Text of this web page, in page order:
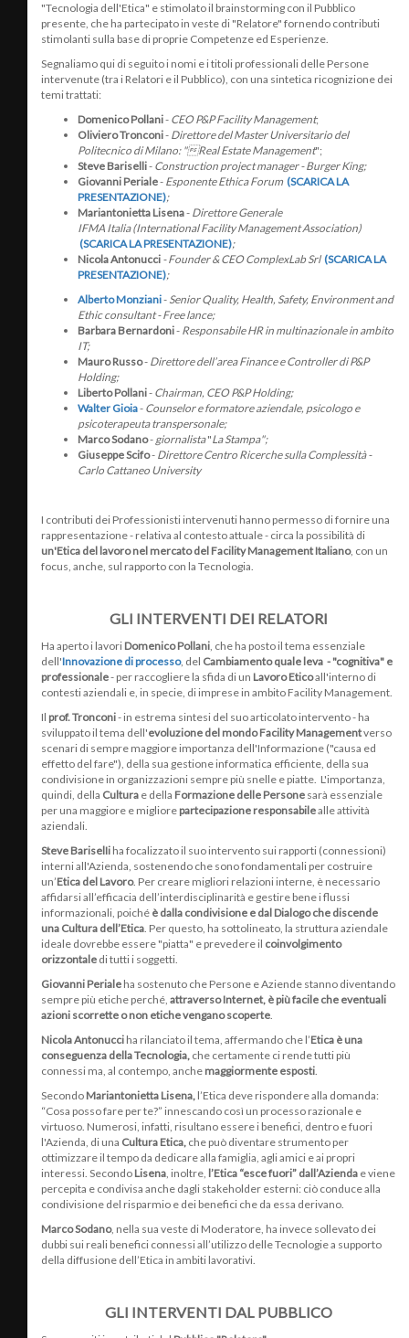
"Tecnologia dell'Etica" e stimolato il brainstorming con il Pubblico
presente, che ha partecipato in veste di "Relatore" fornendo contributi
stimolanti sulla base di proprie Competenze ed Esperienze.
Segnaliamo qui di seguito i nomi e i titoli professionali delle Persone
intervenute (tra i Relatori e il Pubblico), con una sintetica ricognizione dei
temi trattati:
Domenico Pollani- CEO P&P Facility Management;
Oliviero Tronconi- Direttore del Master Universitario del
Politecnico di Milano: "Real Estate Management";
Steve Bariselli- Construction project manager - Burger King;
Giovanni Periale- Esponente Ethica Forum (SCARICA LA
PRESENTAZIONE);
Mariantonietta Lisena- Direttore Generale
IFMA Italia(International Facility Management Association)
(SCARICA LA PRESENTAZIONE);
Nicola Antonucci - Founder & CEO ComplexLab Srl (SCARICA LA
PRESENTAZIONE);
Alberto Monziani- Senior Quality, Health, Safety, Environment and
Ethic consultant - Free lance;
Barbara Bernardoni- Responsabile HR in multinazionale in ambito
IT;
Mauro Russo- Direttore dell’area Finance e Controller di P&P
Holding;
Liberto Pollani- Chairman, CEO P&P Holding;
Walter Gioia- Counselor e formatore aziendale, psicologo e
psicoterapeuta transpersonale;
Marco Sodano- giornalista"La Stampa";
Giuseppe Scifo- Direttore Centro Ricerche sulla Complessità -
Carlo Cattaneo University
I contributi dei Professionisti intervenuti hanno permesso di fornire una
rappresentazione - relativa al contesto attuale - circa la possibilità di
un'Etica del lavoro nel mercato del Facility Management Italiano, con un
focus, anche, sul rapporto con la Tecnologia.
GLI INTERVENTI DEI RELATORI
Ha aperto i lavori Domenico Pollani, che ha posto il tema essenziale
dell'Innovazione di processo, del Cambiamento quale leva - "cognitiva" e
professionale- per raccogliere la sfida di un Lavoro Eticoall'interno di
contesti aziendali e, in specie, di imprese in ambito Facility Management.
Il prof. Tronconi- in estrema sintesi del suo articolato intervento - ha
sviluppato il tema dell'evoluzione del mondo Facility Managementverso
scenari di sempre maggiore importanza dell'Informazione ("causa ed
effetto del fare"), della sua gestione informatica efficiente, della sua
condivisione in organizzazioni sempre più snelle e piatte. L'importanza,
quindi, della Cultura e della Formazione delle Persone sarà essenziale
per una maggiore e migliore partecipazione responsabilealle attività
aziendali.
Steve BariselIi ha focalizzato il suo intervento sui rapporti (connessioni)
interni all'Azienda, sostenendo che sono fondamentali per costruire
un’Etica del Lavoro. Per creare migliori relazioni interne, è necessario
affidarsi all’efficacia dell’interdisciplinarità e gestire bene i flussi
informazionali, poiché è dalla condivisione e dal Dialogo che discende
una Cultura dell’Etica. Per questo, ha sottolineato, la struttura aziendale
ideale dovrebbe essere "piatta" e prevedere il coinvolgimento
orizzontale di tutti i soggetti.
Giovanni Periale ha sostenuto che Persone e Aziende stanno diventando
sempre più etiche perché, attraverso Internet, è più facile che eventuali
azioni scorrette o non etiche vengano scoperte.
Nicola Antonucci ha rilanciato il tema, affermando che l’Etica è una
conseguenza della Tecnologia, che certamente ci rende tutti più
connessi ma, al contempo, anche maggiormente esposti.
Secondo Mariantonietta Lisena, l’Etica deve rispondere alla domanda:
“Cosa posso fare per te?” innescando così un processo razionale e
virtuoso. Numerosi, infatti, risultano essere i benefici, dentro e fuori
l'Azienda, di una Cultura Etica, che può diventare strumento per
ottimizzare il tempo da dedicare alla famiglia, agli amici e ai propri
interessi. Secondo Lisena, inoltre, l’Etica “esce fuori” dall’Azienda e viene
percepita e condivisa anche dagli stakeholder esterni: ciò conduce alla
condivisione del risparmio e dei benefici che da essa derivano.
Marco Sodano, nella sua veste di Moderatore, ha invece sollevato dei
dubbi sui reali benefici connessi all’utilizzo delle Tecnologie a supporto
della diffusione dell’Etica in ambiti lavorativi.
GLI INTERVENTI DAL PUBBLICO